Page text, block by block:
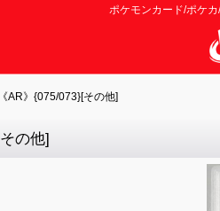
ポケモンカード/ポケ
AR》{075/073}[その他]
の他]